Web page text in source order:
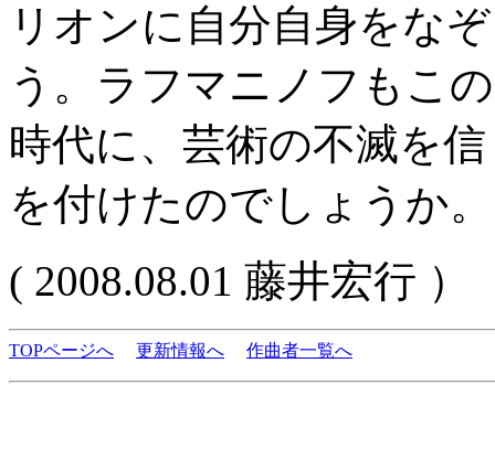
リオンに自分自身をな
う。ラフマニノフもこ
時代に、芸術の不滅を
を付けたのでしょうか。
( 2008.08.01 藤井宏行 ）
TOPページへ 更新情報へ 作曲者一覧へ